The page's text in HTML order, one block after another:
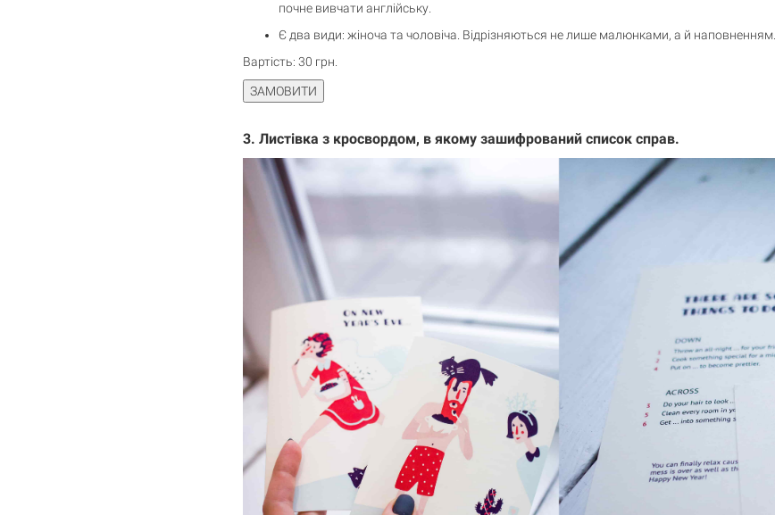
почне вивчати англійську.
Є два види: жіноча та чоловіча. Відрізняються не лише малюнками, а й наповненням.
Вартість: 30 грн.
3. Листівка з кросвордом, в якому зашифрований список справ.
Корзина пуста